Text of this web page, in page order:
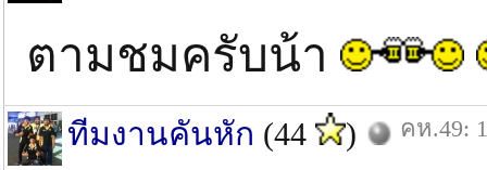
ตามชมครับน้า
ทีมงานคันหัก (44 ) คห.49: